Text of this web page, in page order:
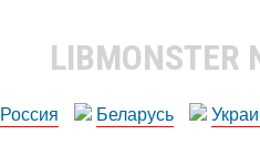
LIBMONSTER
Россия Беларусь